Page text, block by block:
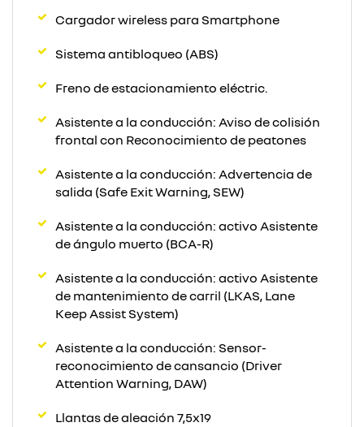
Cargador wireless para Smartphone
Sistema antibloqueo (ABS)
Freno de estacionamiento eléctric.
Asistente a la conducción: Aviso de colisión
frontal con Reconocimiento de peatones
Asistente a la conducción: Advertencia de
salida (Safe Exit Warning, SEW)
Asistente a la conducción: activo Asistente
de ángulo muerto (BCA-R)
Asistente a la conducción: activo Asistente
de mantenimiento de carril (LKAS, Lane
Keep Assist System)
Asistente a la conducción: Sensor-
reconocimiento de cansancio (Driver
Attention Warning, DAW)
Llantas de aleación 7,5x19